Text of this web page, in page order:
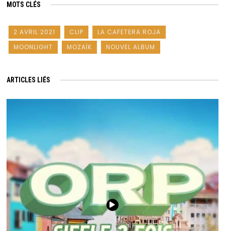
MOTS CLÉS
2 AVRIL 2021 CLIP
LA CAFETERA ROJA
MOONLIGHT
MOZAÏK NOUVEL ALBUM
ARTICLES LIÉS